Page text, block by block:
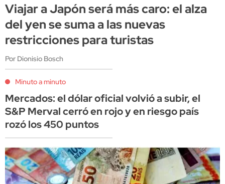
Viajar a Japón será más caro: el alza
del yen se suma a las nuevas
restricciones para turistas
Por Dionisio Bosch
Minuto a minuto
Mercados: el dólar oficial volvió a subir, el
S&P Merval cerró en rojo y en riesgo país
rozó los 450 puntos